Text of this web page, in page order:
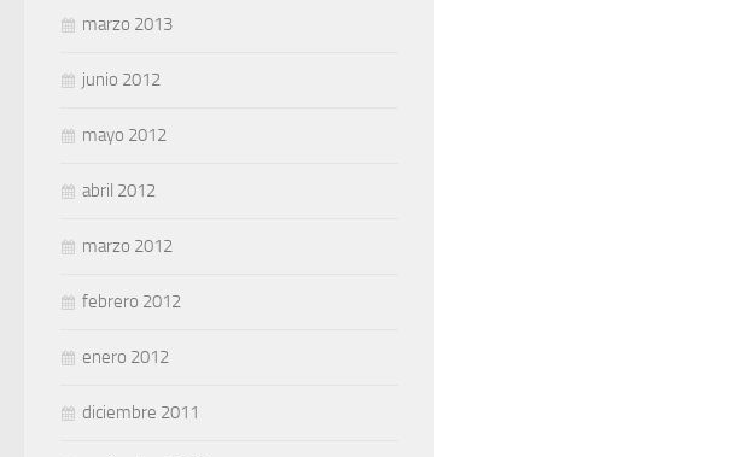
marzo 2013
junio 2012
mayo 2012
abril 2012
marzo 2012
febrero 2012
enero 2012
diciembre 2011